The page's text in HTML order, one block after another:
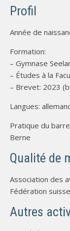
Profil
Année de
Formation:
– Gymnase
– Études à la
– Brevet: 2023
Langues:
Pratique du
Berne
Qualité de
Association des
Fédération
Autres